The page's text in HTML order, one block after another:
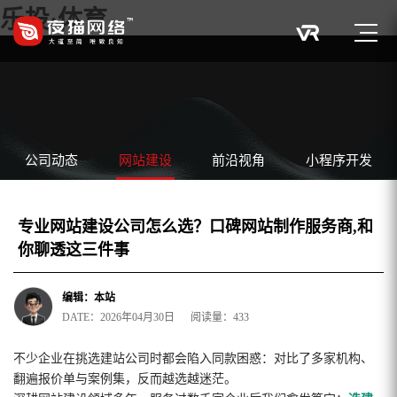
乐投·体育
公司动态 网站建设 前沿视角 小程序开发
专业网站建设公司怎么选？口碑网站制作服务商,和
你聊透这三件事
编辑：本站
DATE：2026年04月30日 阅读量：433
不少企业在挑选建站公司时都会陷入同款困惑：对比了多家机构、
翻遍报价单与案例集，反而越选越迷茫。